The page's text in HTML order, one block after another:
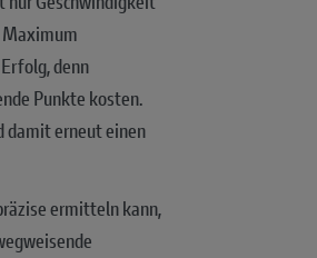
denn
Punkte kosten.
damit erneut einen
ermitteln kann,